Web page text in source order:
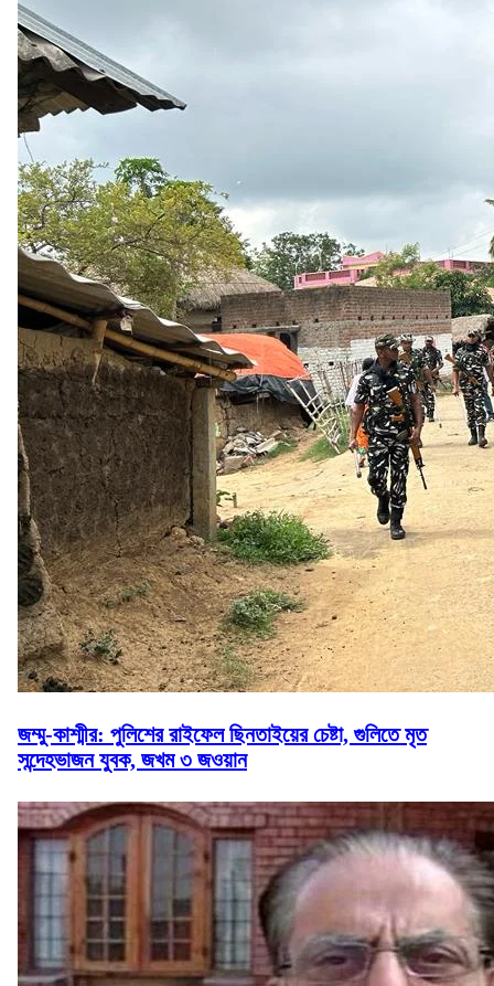
জম্মু-কাশ্মীর: পুলিশের রাইফেল ছিনতাইয়ের চেষ্টা, গুলিতে মৃত
সন্দেহভাজন যুবক, জখম ৩ জওয়ান